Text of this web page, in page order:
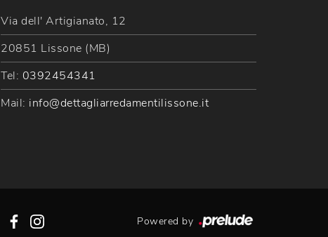
Via dell' Artigianato, 12
20851 Lissone (MB)
Tel: 0392454341
Mail: info@dettagliarredamentilissone.it
Powered by